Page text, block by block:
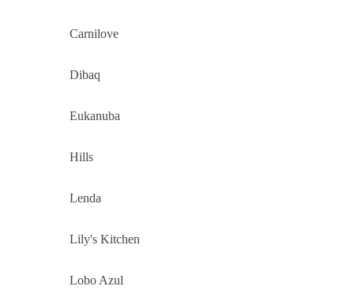
Carnilove
Dibaq
Eukanuba
Hills
Lenda
Lily's Kitchen
Lobo Azul